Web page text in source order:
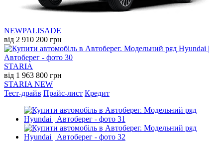
NEWPALISADE
від 2 910 200 грн
STARIA
від 1 963 800 грн
STARIA NEW
Тест-драйв Прайс-лист Кредит